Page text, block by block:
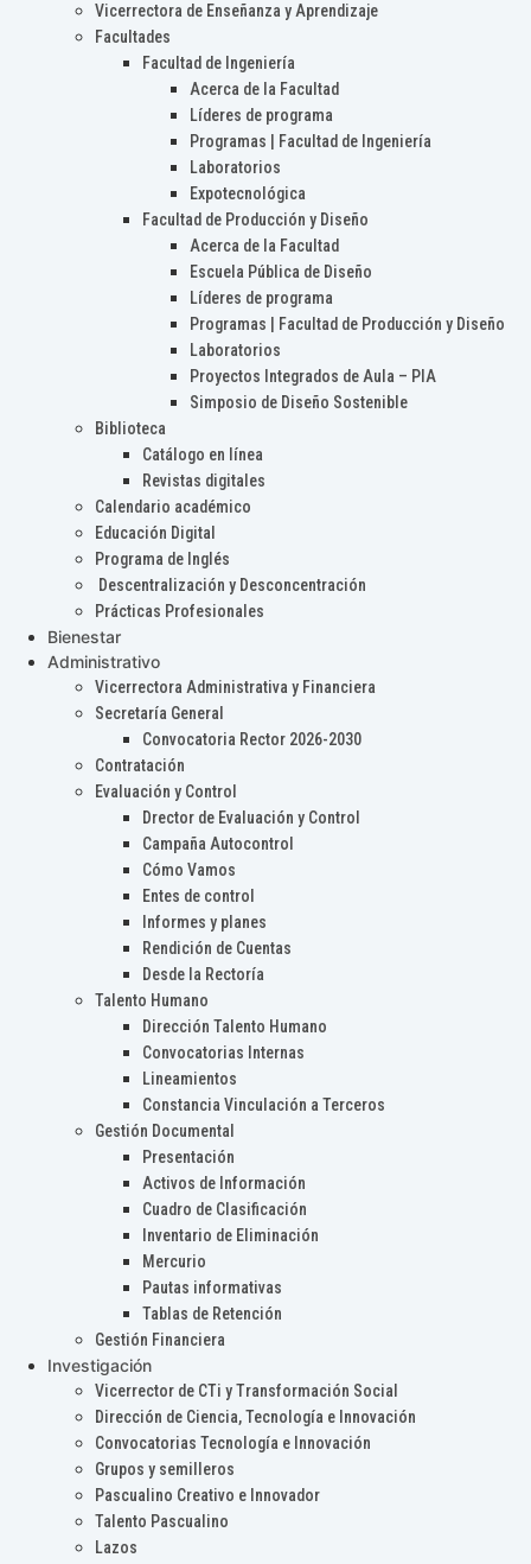
Vicerrectora de Enseñanza y Aprendizaje
Facultades
Facultad de Ingeniería
Acerca de la Facultad
Líderes de programa
Programas | Facultad de Ingeniería
Laboratorios
Expotecnológica
Facultad de Producción y Diseño
Acerca de la Facultad
Escuela Pública de Diseño
Líderes de programa
Programas | Facultad de Producción y Diseño
Laboratorios
Proyectos Integrados de Aula – PIA
Simposio de Diseño Sostenible
Biblioteca
Catálogo en línea
Revistas digitales
Calendario académico
Educación Digital
Programa de Inglés
Descentralización y Desconcentración
Prácticas Profesionales
Bienestar
Administrativo
Vicerrectora Administrativa y Financiera
Secretaría General
Convocatoria Rector 2026-2030
Contratación
Evaluación y Control
Drector de Evaluación y Control
Campaña Autocontrol
Cómo Vamos
Entes de control
Informes y planes
Rendición de Cuentas
Desde la Rectoría
Talento Humano
Dirección Talento Humano
Convocatorias Internas
Lineamientos
Constancia Vinculación a Terceros
Gestión Documental
Presentación
Activos de Información
Cuadro de Clasificación
Inventario de Eliminación
Mercurio
Pautas informativas
Tablas de Retención
Gestión Financiera
Investigación
Vicerrector de CTi y Transformación Social
Dirección de Ciencia, Tecnología e Innovación
Convocatorias Tecnología e Innovación
Grupos y semilleros
Pascualino Creativo e Innovador
Talento Pascualino
Lazos